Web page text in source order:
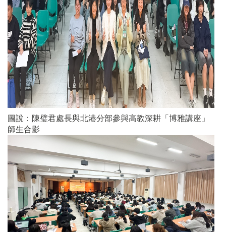
圖說：陳璧君處長與北港分部參與高教深耕「博雅講座」
師生合影